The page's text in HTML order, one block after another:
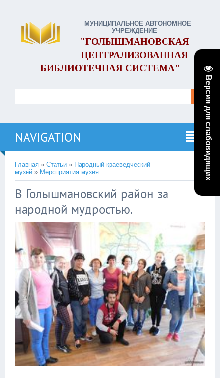
Версия для слабовидящих
МУНИЦИПАЛЬНОЕ АВТОНОМНОЕ
УЧРЕЖДЕНИЕ
"ГОЛЫШМАНОВСКАЯ
ЦЕНТРАЛИЗОВАННАЯ
БИБЛИОТЕЧНАЯ СИСТЕМА"
NAVIGATION
Главная » Статьи » Народный краеведческий
музей » Мероприятия музея
В Голышмановский район за
народной мудростью.